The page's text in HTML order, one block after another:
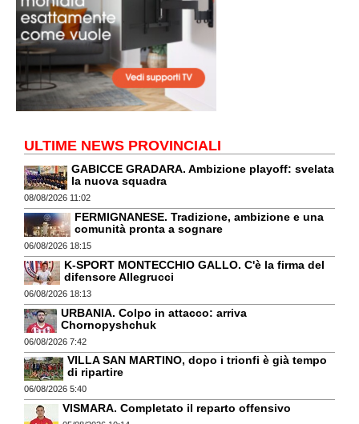
ULTIME NEWS PROVINCIALI
GABICCE GRADARA. Ambizione playoff: svelata
la nuova squadra
08/08/2026 11:02
FERMIGNANESE. Tradizione, ambizione e una
comunità pronta a sognare
06/08/2026 18:15
K-SPORT MONTECCHIO GALLO. C'è la firma del
difensore Allegrucci
06/08/2026 18:13
URBANIA. Colpo in attacco: arriva
Chornopyshchuk
06/08/2026 7:42
VILLA SAN MARTINO, dopo i trionfi è già tempo
di ripartire
06/08/2026 5:40
VISMARA. Completato il reparto offensivo